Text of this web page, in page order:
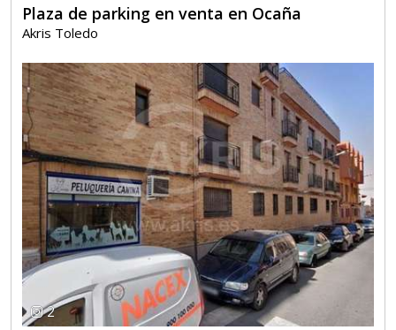
Plaza de parking en venta en Ocaña
Akris Toledo
2